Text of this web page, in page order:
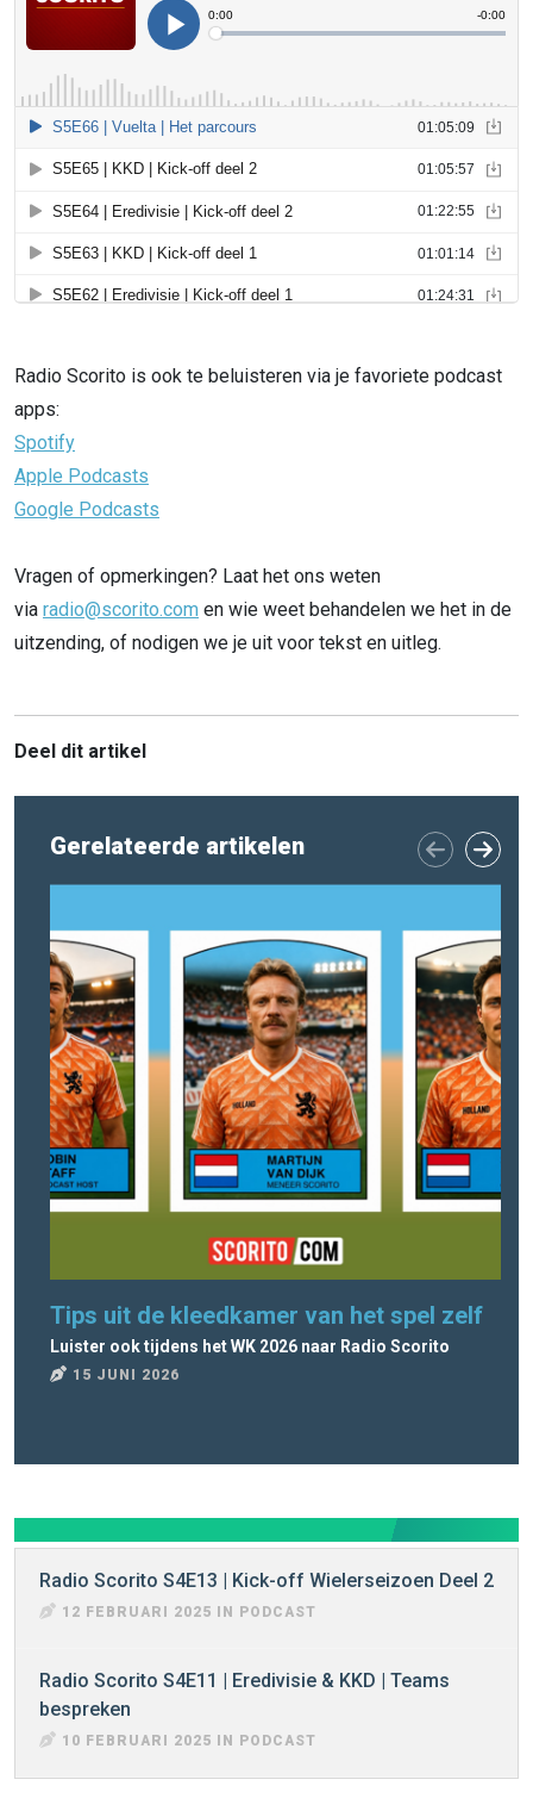
Radio Scorito is ook te beluisteren via je favoriete podcast
apps:
Spotify
Apple Podcasts
Google Podcasts
Vragen of opmerkingen? Laat het ons weten
via radio@scorito.com en wie weet behandelen we het in de
uitzending, of nodigen we je uit voor tekst en uitleg.
Deel dit artikel
Gerelateerde artikelen
Tips uit de kleedkamer van het spel zelf
Luister ook tijdens het WK 2026 naar Radio Scorito
15 JUNI 2026
Radio Scorito S4E13 | Kick-off Wielerseizoen Deel 2
12 FEBRUARI 2025 IN PODCAST
Radio Scorito S4E11 | Eredivisie & KKD | Teams
bespreken
10 FEBRUARI 2025 IN PODCAST